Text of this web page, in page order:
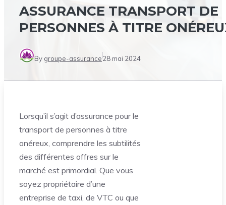
ASSURANCE TRANSPORT DE
PERSONNES À TITRE
By groupe-assurance28 mai 2024
Lorsqu’il s’agit d’assurance pour le
transport de personnes à titre
onéreux, comprendre les subtilités
des différentes offres sur le
marché est primordial. Que vous
soyez propriétaire d’une
entreprise de taxi, de VTC ou que